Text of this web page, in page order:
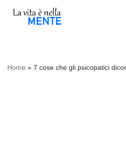
Home » 7 cose che gli psicopatici